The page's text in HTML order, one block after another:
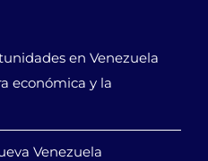
en Venezuela
económica y la
Venezuela